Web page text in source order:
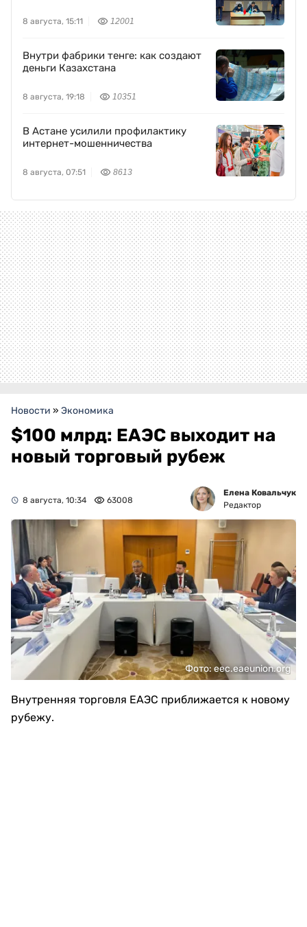
8 августа, 15:11 12001
Внутри фабрики тенге: как создают
деньги Казахстана
8 августа, 19:18 10351
В Астане усилили профилактику
интернет-мошенничества
8 августа, 07:51 8613
Новости » Экономика
$100 млрд: ЕАЭС выходит на
новый торговый рубеж
8 августа, 10:34 63008
Елена Ковальчук
Редактор
Фото: eec.eaeunion.org
Внутренняя торговля ЕАЭС приближается к новому
рубежу.